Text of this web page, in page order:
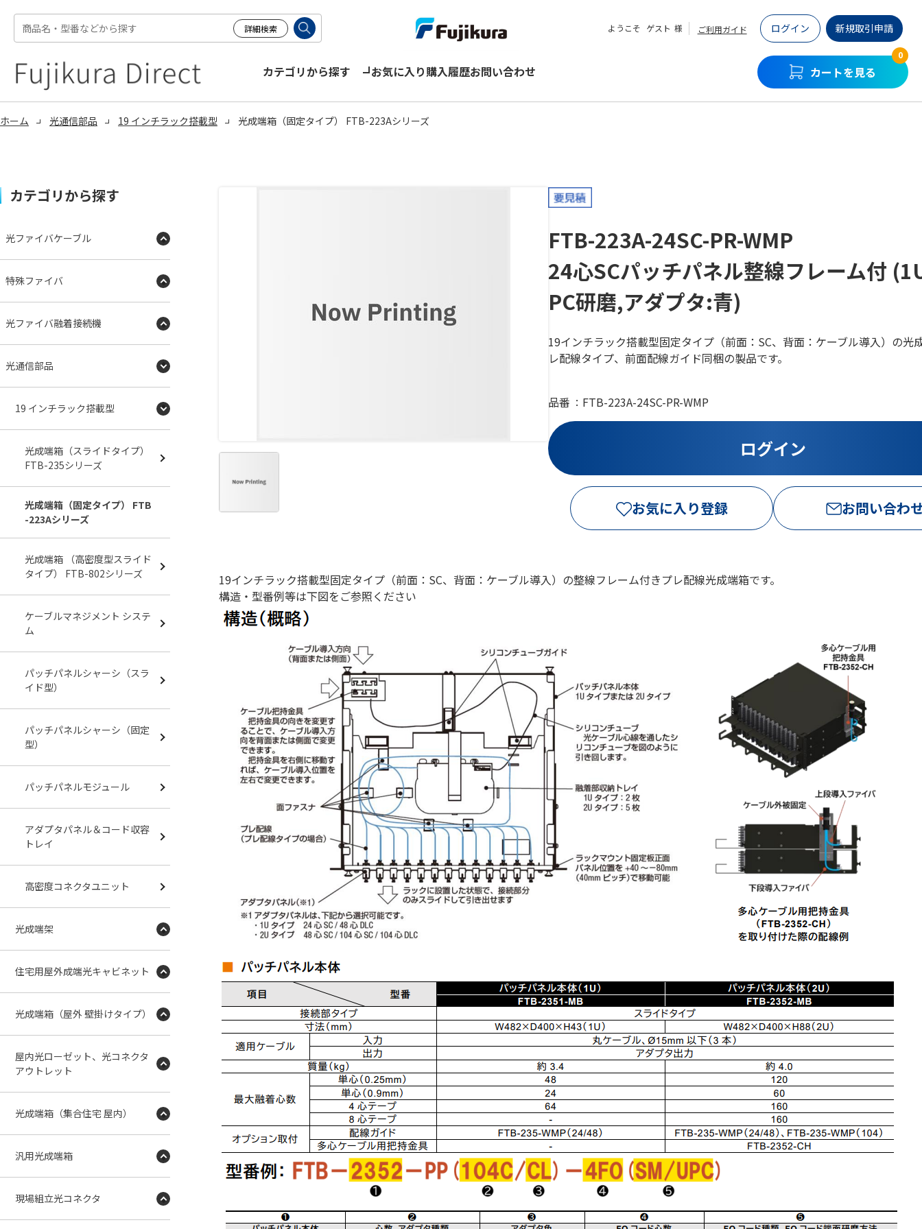
ようこそ ゲスト 様 ご利用ガイド ログイン 新規取引申請
カテゴリから探す お気に入り購入履歴お問い合わせ カートを見る
0
ホーム 光通信部品 19 インチラック搭載型 光成端箱（固定タイプ） FTB-223Aシリーズ
FTB-223A-24SC-PR-WMP
24心SCパッチパネル整線フレーム付
PC研磨,アダプタ:青)
19インチラック搭載型固定タイプ（前面：SC、背面：ケーブル導入）の光
レ配線タイプ、前面配線ガイド同梱の製品です。
品番 FTB-223A-24SC-PR-WMP
お気に入り登録 お問い合わ
19インチラック搭載型固定タイプ（前面：SC、背面：ケーブル導入）の整線フレーム付きプレ配線光成端箱です。
構造・型番例等は下図をご参照ください
カテゴリから探す
光ファイバケーブル
特殊ファイバ
光ファイバ融着接続機
光通信部品
19 インチラック搭載型
光成端箱（スライドタイプ）
FTB-235シリーズ
光成端箱（固定タイプ） FTB
-223Aシリーズ
光成端箱 （高密度型スライド
タイプ） FTB-802シリーズ
ケーブルマネジメント システ
ム
パッチパネルシャーシ（スラ
イド型）
パッチパネルシャーシ（固定
型）
パッチパネルモジュール
アダプタパネル＆コード収容
トレイ
高密度コネクタユニット
光成端架
住宅用屋外成端光キャビネット
光成端箱（屋外 壁掛けタイプ）
屋内光ローゼット、光コネクタ
アウトレット
光成端箱（集合住宅 屋内）
汎用光成端箱
現場組立光コネクタ